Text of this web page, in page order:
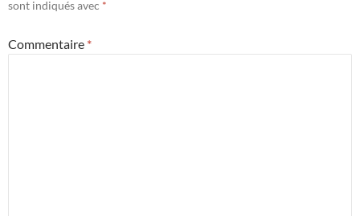
sont indiqués avec *
Commentaire *